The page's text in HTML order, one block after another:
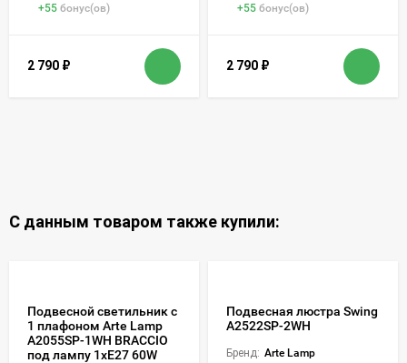
+55 бонус(ов)
2 790 ₽
+55 бонус(ов)
2 790 ₽
С данным товаром также купили:
Подвесной светильник с
1 плафоном Arte Lamp
A2055SP-1WH BRACCIO
под лампу 1xE27 60W
Подвесная люстра Swing
A2522SP-2WH
Бренд: Arte Lamp